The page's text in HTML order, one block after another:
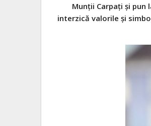
Munţii Carpaţi şi
interzică valorile şi